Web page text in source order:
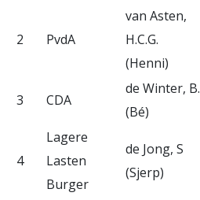
2 PvdA
van Asten,
H.C.G.
(Henni)
3 CDA
de Winter, B.
(Bé)
4
Lagere
Lasten
Burger
de Jong, S
(Sjerp)